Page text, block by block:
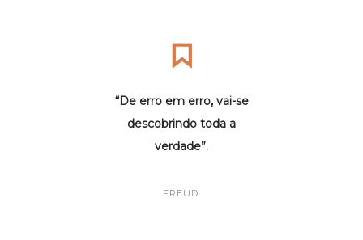
“De erro em erro, vai-se
descobrindo toda a
verdade”.
FREUD.